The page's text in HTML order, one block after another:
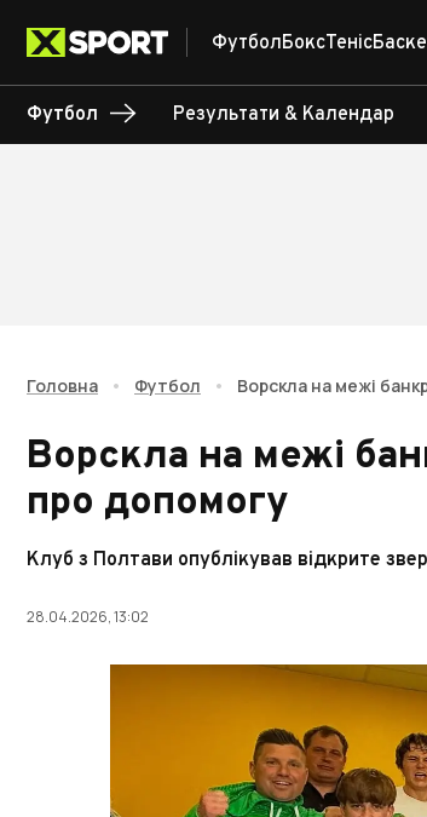
ФутболБоксТеніс
Футбол Результати & Календар
Головна • Футбол • Ворскла на межі
Ворскла на межі
про допомогу
Клуб з Полтави опублікував відкрите
28.04.2026, 13:02